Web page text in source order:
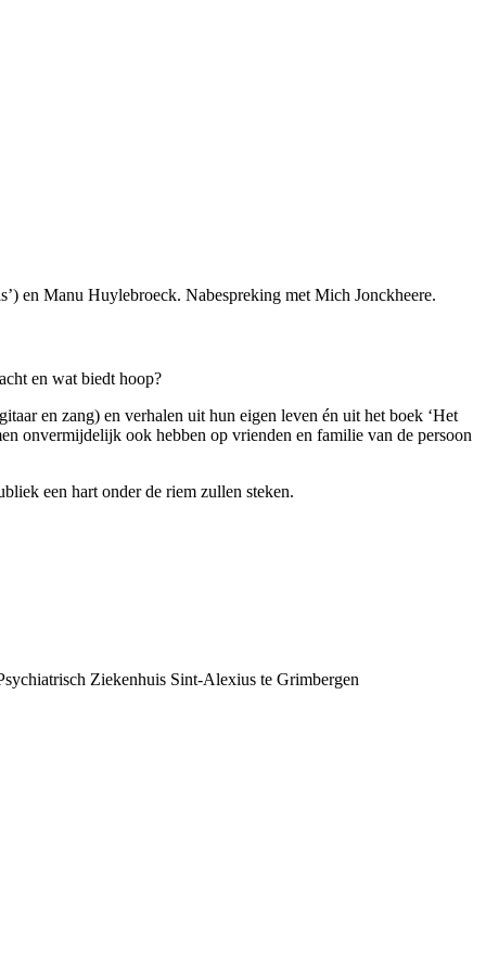
en Manu Huylebroeck. Nabespreking met Mich Jonckheere.
en wat biedt hoop?
en zang) en verhalen uit hun eigen leven én uit het boek ‘Het
onvermijdelijk ook hebben op vrienden en familie van de persoon
een hart onder de riem zullen steken.
Ziekenhuis Sint-Alexius te Grimbergen